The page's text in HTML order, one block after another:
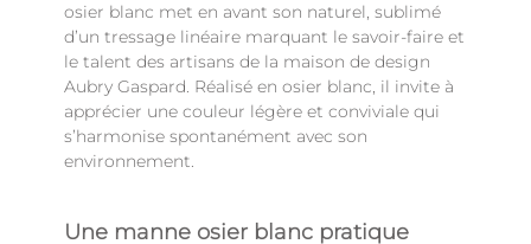
osier blanc met en avant son naturel, sublimé
d’un tressage linéaire marquant le savoir-faire et
le talent des artisans de la maison de design
Aubry Gaspard. Réalisé en osier blanc, il invite à
apprécier une couleur légère et conviviale qui
s’harmonise spontanément avec son
environnement.
Une manne osier blanc pratique